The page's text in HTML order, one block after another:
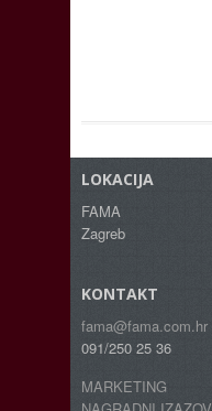
LOKACIJA
FAMA
Zagreb
KONTAKT
fama@fama.com.hr
091/250 25 36
MARKETING